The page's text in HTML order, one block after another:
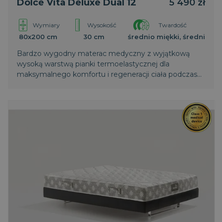
Dolce Vita Deluxe Dual 12 5 490 zł
Wymiary
80x200 cm
Wysokość
30 cm
Twardość
średnio miękki, średni
Bardzo wygodny materac medyczny z wyjątkową
wysoką warstwą pianki termoelastycznej dla
maksymalnego komfortu i regeneracji ciała podczas
CookieScriptConsent
CookieScript
www.magniflex.pl
2 dni
Polityce prywatności Google